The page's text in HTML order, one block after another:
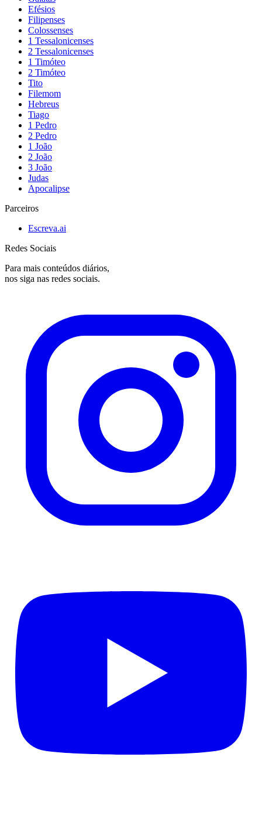
Efésios
Filipenses
Colossenses
1 Tessalonicenses
2 Tessalonicenses
1 Timóteo
2 Timóteo
Tito
Filemom
Hebreus
Tiago
1 Pedro
2 Pedro
1 João
2 João
3 João
Judas
Apocalipse
Parceiros
Escreva.ai
Redes Sociais
Para mais conteúdos diários,
nos siga nas redes sociais.